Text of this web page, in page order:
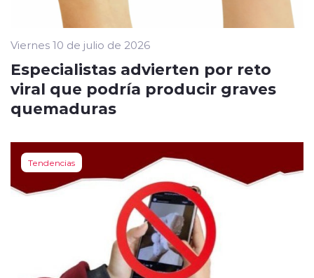
Viernes 10 de julio de 2026
Especialistas advierten por reto
viral que podría producir graves
quemaduras
Tendencias